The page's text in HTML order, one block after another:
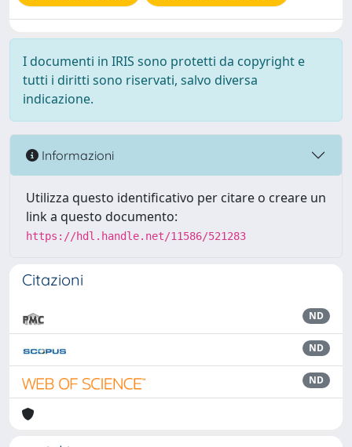
I documenti in IRIS sono protetti da copyright e
tutti i diritti sono riservati, salvo diversa
indicazione.
Informazioni
Utilizza questo identificativo per citare o creare un
link a questo documento:
https://hdl.handle.net/11586/521283
Citazioni
ND
ND
ND